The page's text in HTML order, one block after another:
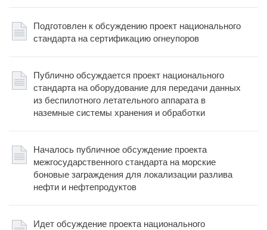
Подготовлен к обсуждению проект национального
стандарта на сертификацию огнеупоров
Публично обсуждается проект национального
стандарта на оборудование для передачи данных
из беспилотного летательного аппарата в
наземные системы хранения и обработки
Началось публичное обсуждение проекта
межгосударственного стандарта на морские
боновые заграждения для локализации разлива
нефти и нефтепродуктов
Идет обсуждение проекта национального